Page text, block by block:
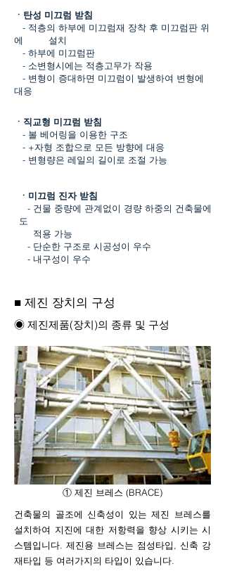
ㆍ탄성 미끄럼 받침
- 적층의 하부에 미끄럼재 장착 후 미끄럼판 위
에 설치
- 하부에 미끄럼판
- 소변형시에는 적층고무가 작용
- 변형이 증대하면 미끄럼이 발생하여 변형에
대응
ㆍ직교형 미끄럼 받침
- 볼 베어링을 이용한 구조
- +자형 조합으로 모든 방향에 대응
- 변형량은 레일의 길이로 조절 가능
ㆍ미끄럼 진자 받침
- 건물 중량에 관계없이 경량 하중의 건축물에
도
적용 가능
- 단순한 구조로 시공성이 우수
- 내구성이 우수
■ 제진 장치의 구성
◉ 제진제품(장치)의 종류 및 구성
① 제진 브레스 (BRACE)
건축물의 골조에 신축성이 있는 제진 브레스를
설치하여 지진에 대한 저항력을 향상 시키는 시
스템입니다. 제진용 브레스는 점성타입, 신축 강
재타입 등 여러가지의 타입이 있습니다.